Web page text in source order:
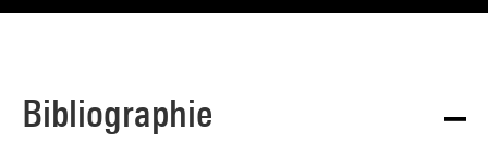
Bibliographie